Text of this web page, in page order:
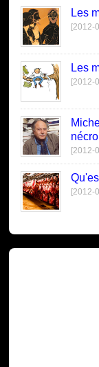
Les
[2012-
Les
[2012-
[2012-
[2012-